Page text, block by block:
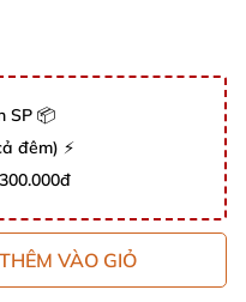
SP 📦
đêm) ⚡
VÀO GIỎ